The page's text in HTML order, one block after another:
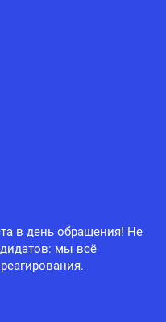
в день обращения! Не
мы всё